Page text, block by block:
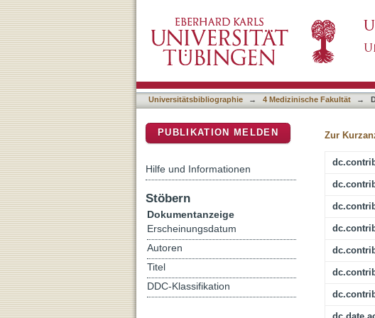
Intraoperative localization of
disease
Universitätsbibliographie → 4 Medizinische Fakultät →
Zur
PUBLIKATION MELDEN
Hilfe und Informationen
Stöbern
Dokumentanzeige
Erscheinungsdatum
Autoren
Titel
DDC-Klassifikation